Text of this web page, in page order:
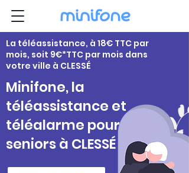
La téléassistance, à 18€ TTC par
mois, soit 9€*TTC par mois dans
votre ville à CLESSÉ
Minifone, la
téléassistance et
téléalarme pour
seniors à CLESSÉ